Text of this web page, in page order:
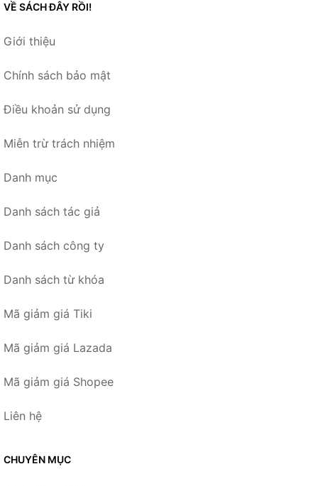
VỀ SÁCH ĐÂY RỒI!
Giới thiệu
Chính sách bảo mật
Điều khoản sử dụng
Miễn trừ trách nhiệm
Danh mục
Danh sách tác giả
Danh sách công ty
Danh sách từ khóa
Mã giảm giá Tiki
Mã giảm giá Lazada
Mã giảm giá Shopee
Liên hệ
CHUYÊN MỤC